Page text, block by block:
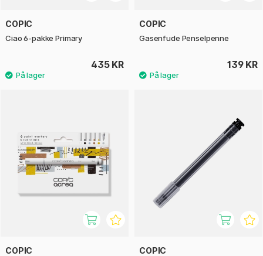
COPIC
Ciao 6-pakke Primary
435 KR
COPIC
Gasenfude Penselpenne
139 KR
COPIC COPIC